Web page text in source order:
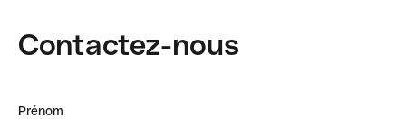
Contactez-nous
Prénom